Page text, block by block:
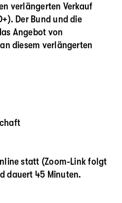
verlängerten Verkauf
Der Bund und die
Angebot von
diesem verlängerten
statt (Zoom-Link folgt
dauert 45 Minuten.